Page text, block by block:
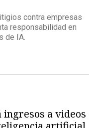
contra empresas
responsabilidad en
de IA.
a videos